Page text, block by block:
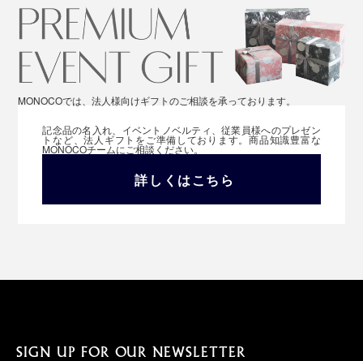
MONOCOでは、法人様向けギフトのご相談を承っております。
記念品の名入れ、イベントノベルティ、従業員様へのプレゼン
トなど、法人ギフトをご準備しております。商品知識豊富な
MONOCOチームにご相談ください。
詳しくはこちら
SIGN UP FOR OUR NEWSLETTER